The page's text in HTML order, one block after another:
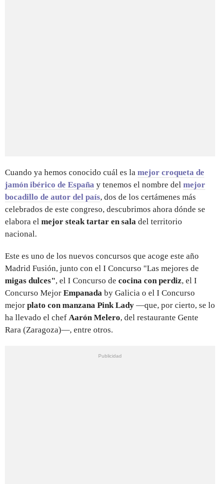
Cuando ya hemos conocido cuál es la mejor croqueta de
jamón ibérico de España y tenemos el nombre del mejor
bocadillo de autor del país, dos de los certámenes más
celebrados de este congreso, descubrimos ahora dónde se
elabora el mejor steak tartar en sala del territorio
nacional.
Este es uno de los nuevos concursos que acoge este año
Madrid Fusión, junto con el I Concurso "Las mejores de
migas dulces", el I Concurso de cocina con perdiz, el I
Concurso Mejor Empanada by Galicia o el I Concurso
mejor plato con manzana Pink Lady —que, por cierto, se lo
ha llevado el chef Aarón Melero, del restaurante Gente
Rara (Zaragoza)—, entre otros.